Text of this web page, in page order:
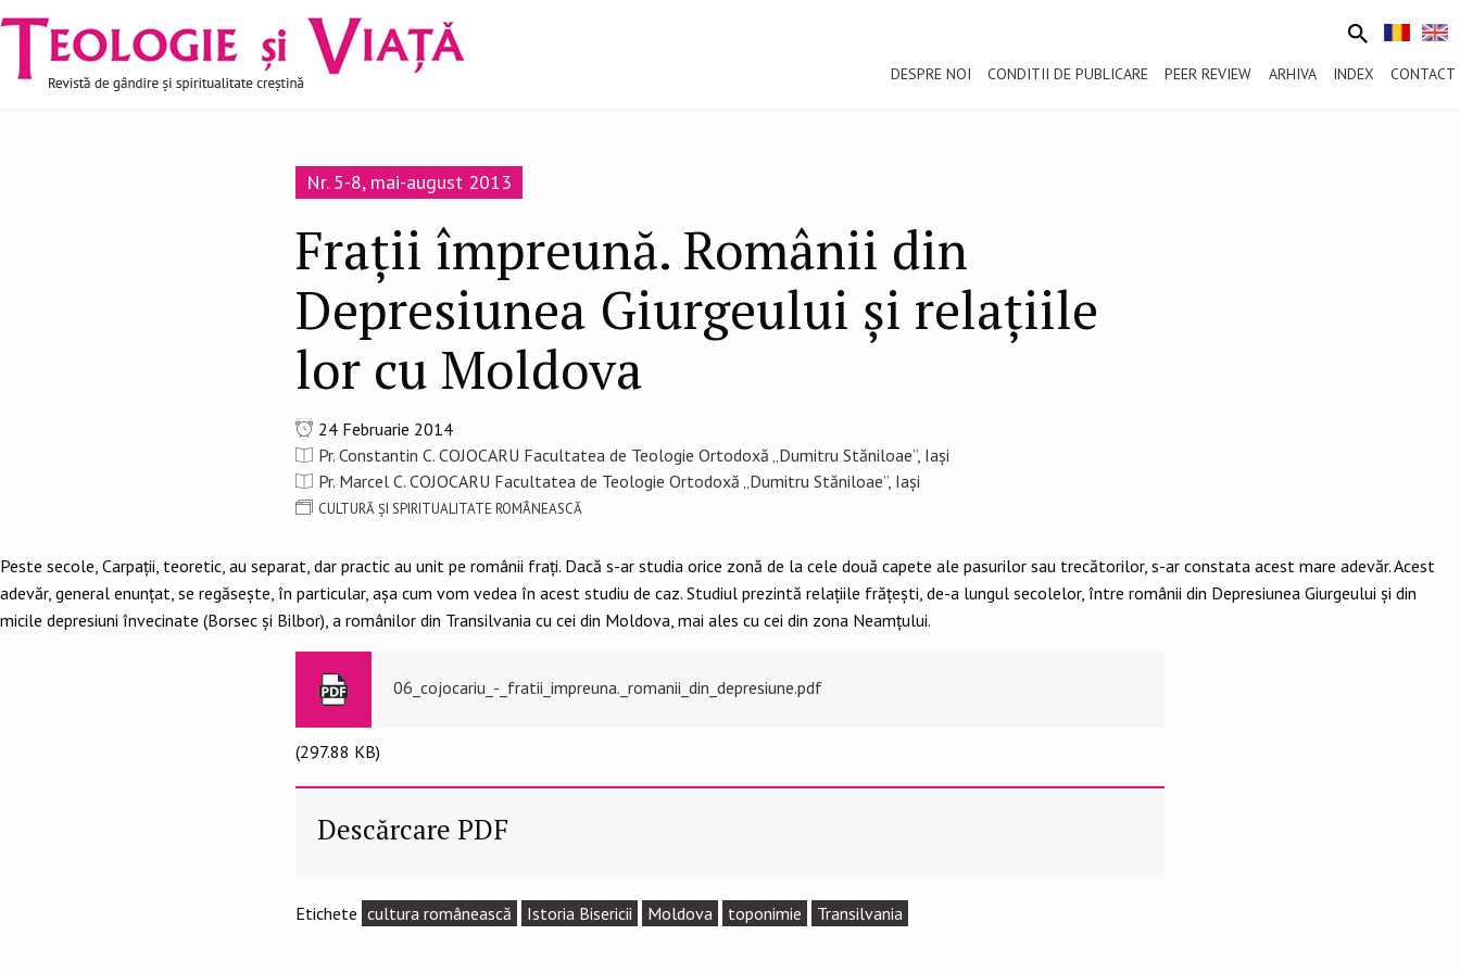
Mergi la conţinutul principal
Navigare
principală
DESPRE NOI CONDITII DE PUBLICARE PEER REVIEW ARHIVA INDEX CONTACT
Nr. 5-8, mai-august 2013
Fraţii împreună. Românii din
Depresiunea Giurgeului şi relaţiile
lor cu Moldova
24 Februarie 2014
Pr. Constantin C. COJOCARU Facultatea de Teologie Ortodoxă „Dumitru Stăniloae”, Iași
Pr. Marcel C. COJOCARU Facultatea de Teologie Ortodoxă „Dumitru Stăniloae”, Iași
CULTURĂ ȘI SPIRITUALITATE ROMÂNEASCĂ
Peste secole, Carpaţii, teoretic, au separat, dar practic au unit pe românii fraţi. Dacă s-ar studia orice zonă de la cele două capete ale pasurilor sau trecătorilor, s-ar constata acest mare adevăr. Acest
adevăr, general enunţat, se regăsește, în particular, aşa cum vom vedea în acest studiu de caz. Studiul prezintă relaţiile frăţeşti, de-a lungul secolelor, între românii din Depresiunea Giurgeului şi din
micile depresiuni învecinate (Borsec şi Bilbor), a românilor din Transilvania cu cei din Moldova, mai ales cu cei din zona Neamţului.
06_cojocariu_-_fratii_impreuna._romanii_din_depresiune.pdf
(297.88 KB)
Descărcare PDF
Etichete cultura românească Istoria Bisericii Moldova toponimie Transilvania